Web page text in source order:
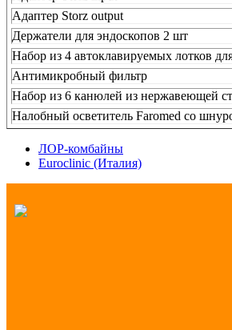
Адаптер Storz output
Держатели для эндоскопов 2 шт
Набор из 4 автоклавируемых лотков
Антимикробный фильтр
Набор из 6 канюлей из нержавеющей
Налобный осветитель Faromed со
ЛОР-комбайны
Euroclinic (Италия)